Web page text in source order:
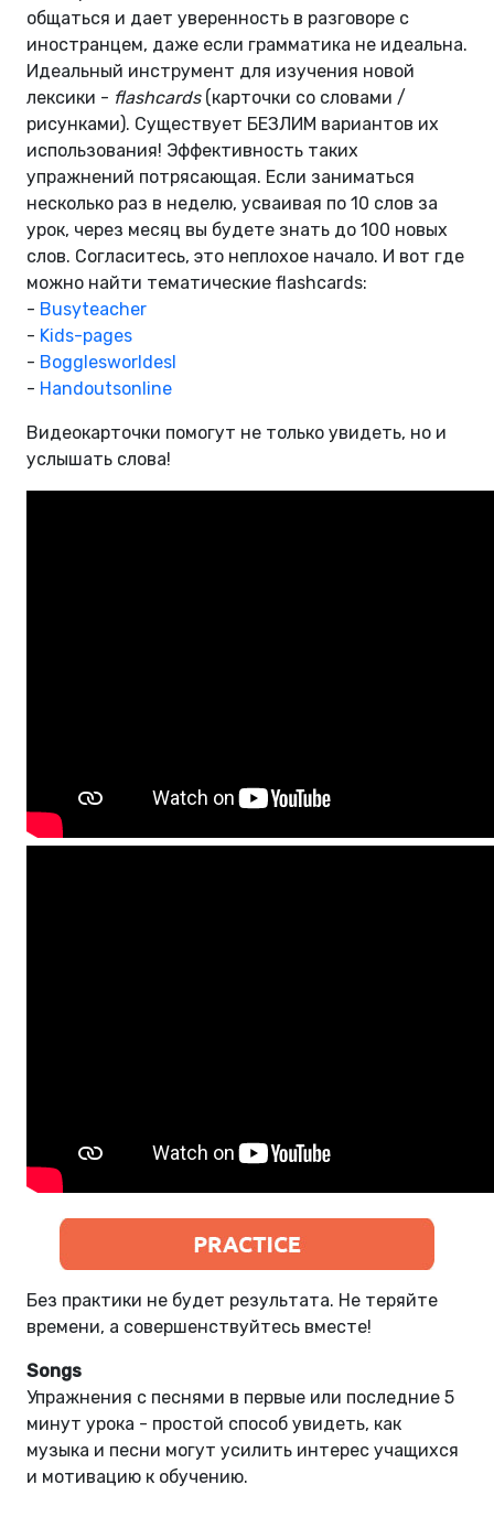
общаться и дает уверенность в разговоре с
иностранцем, даже если грамматика не идеальна.
Идеальный инструмент для изучения новой
лексики - flashcards (карточки со словами /
рисунками). Существует БЕЗЛИМ вариантов их
использования! Эффективность таких
упражнений потрясающая. Если заниматься
несколько раз в неделю, усваивая по 10 слов за
урок, через месяц вы будете знать до 100 новых
слов. Согласитесь, это неплохое начало. И вот где
можно найти тематические flashcards:
- Busyteacher
- Kids-pages
- Bogglesworldesl
- Handoutsonline
Видеокарточки помогут не только увидеть, но и
услышать слова!
Без практики не будет результата. Не теряйте
времени, а совершенствуйтесь вместе!
Songs
Упражнения с песнями в первые или последние 5
минут урока - простой способ увидеть, как
музыка и песни могут усилить интерес учащихся
и мотивацию к обучению.